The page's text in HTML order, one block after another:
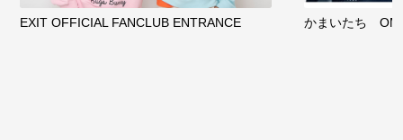
EXIT OFFICIAL FANCLUB ENTRANCE かまいたち